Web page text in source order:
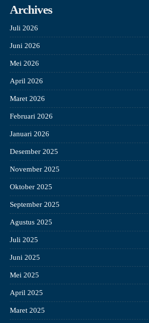
Archives
Juli 2026
Juni 2026
Mei 2026
April 2026
Maret 2026
Februari 2026
Januari 2026
Desember 2025
November 2025
Oktober 2025
September 2025
Agustus 2025
Juli 2025
Juni 2025
Mei 2025
April 2025
Maret 2025